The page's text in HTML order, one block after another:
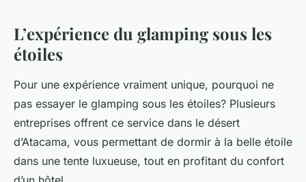
L’expérience du glamping sous les
étoiles
Pour une expérience vraiment unique, pourquoi ne
pas essayer le glamping sous les étoiles? Plusieurs
entreprises offrent ce service dans le désert
d’Atacama, vous permettant de dormir à la belle étoile
dans une tente luxueuse, tout en profitant du confort